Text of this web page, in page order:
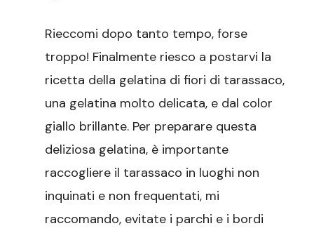
fiori
Rieccomi dopo tanto tempo, forse
troppo! Finalmente riesco a postarvi la
ricetta della gelatina di fiori di tarassaco,
una gelatina molto delicata, e dal color
giallo brillante. Per preparare questa
deliziosa gelatina, è importante
raccogliere il tarassaco in luoghi non
inquinati e non frequentati, mi
raccomando, evitate i parchi e i bordi